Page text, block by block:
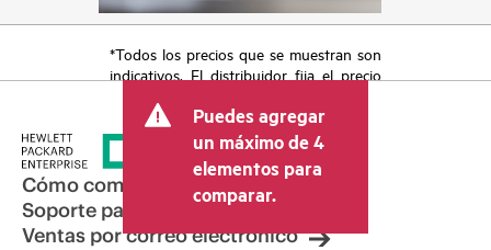
*Todos los precios que se muestran son
indicativos. El distribuidor fija el precio
otros conceptos, como los impuestos a
la venta, el IVA y el envío. El precio de la
transacción que establece el distribuidor
puede variar con respecto a otros
distribuidores y al precio indicativo
mostrado. El precio indicativo puede
incluir ofertas promocionales por tiempo
Puedes agregar
un máximo de 4
elementos para
comparar.
Cómo comprar
Soporte para productos
Ventas por correo electrónico